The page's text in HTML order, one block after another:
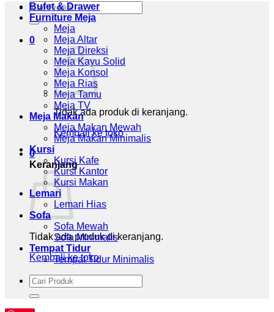
Pencarian
untuk:
0
Tidak ada produk di keranjang.
Kembali ke toko
0
Keranjang
Tidak ada produk di keranjang.
Kembali ke toko
Bufet & Drawer
Furniture Meja
Meja
Meja Altar
Meja Direksi
Meja Kayu Solid
Meja Konsol
Meja Rias
Meja Tamu
Meja TV
Meja Makan
Meja Makan Mewah
Meja Makan Minimalis
Kursi
Kursi Kafe
Kursi Kantor
Kursi Makan
Lemari
Lemari Hias
Sofa
Sofa Mewah
Sofa Minimalis
Tempat Tidur
Tempat Tidur Minimalis
Pencarian
untuk: